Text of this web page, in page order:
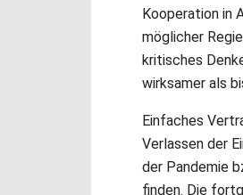
Kooperation in
möglicher
kritisches
wirksamer als
Einfaches
Verlassen der
der Pandemie
finden. Die